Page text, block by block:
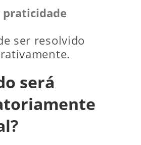
praticidade
ser resolvido
será